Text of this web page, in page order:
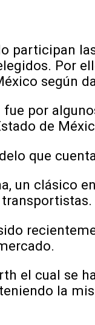
participan
Por
según
por
de
que
un clásico
el cual se
la